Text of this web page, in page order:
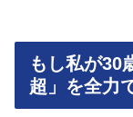
もし私が30
超」を全力